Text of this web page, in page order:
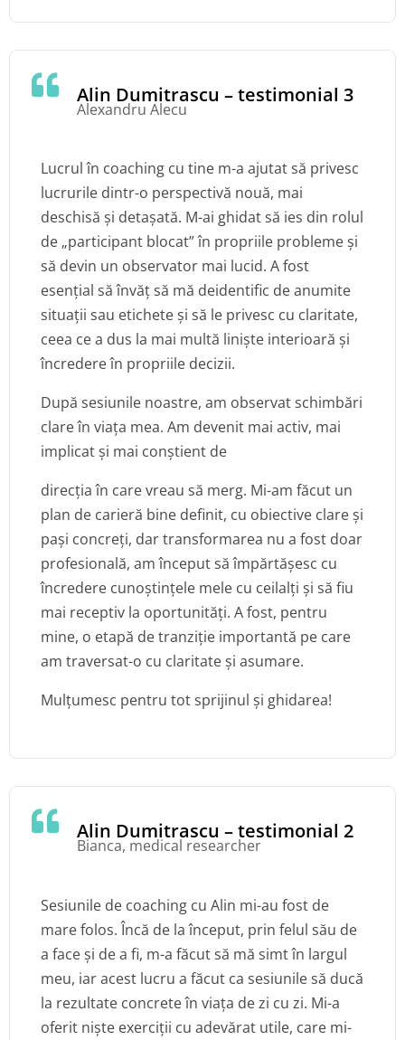
Alin Dumitrascu – testimonial 3
Alexandru Alecu
Lucrul în coaching cu tine m-a ajutat să privesc
lucrurile dintr-o perspectivă nouă, mai
deschisă și detașată. M-ai ghidat să ies din rolul
de „participant blocat” în propriile probleme și
să devin un observator mai lucid. A fost
esențial să învăț să mă deidentific de anumite
situații sau etichete și să le privesc cu claritate,
ceea ce a dus la mai multă liniște interioară și
încredere în propriile decizii.
După sesiunile noastre, am observat schimbări
clare în viața mea. Am devenit mai activ, mai
implicat și mai conștient de
direcția în care vreau să merg. Mi-am făcut un
plan de carieră bine definit, cu obiective clare și
pași concreți, dar transformarea nu a fost doar
profesională, am început să împărtășesc cu
încredere cunoștințele mele cu ceilalți și să fiu
mai receptiv la oportunități. A fost, pentru
mine, o etapă de tranziție importantă pe care
am traversat-o cu claritate și asumare.
Mulțumesc pentru tot sprijinul și ghidarea!
Alin Dumitrascu – testimonial 2
Bianca, medical researcher
Sesiunile de coaching cu Alin mi-au fost de
mare folos. Încă de la început, prin felul său de
a face și de a fi, m-a făcut să mă simt în largul
meu, iar acest lucru a făcut ca sesiunile să ducă
la rezultate concrete în viața de zi cu zi. Mi-a
oferit niște exerciții cu adevărat utile, care mi-